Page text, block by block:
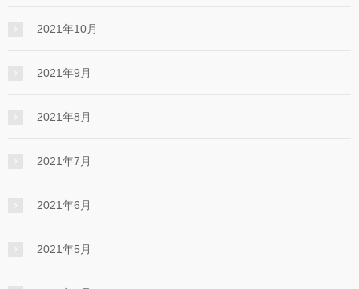
2021年10月
2021年9月
2021年8月
2021年7月
2021年6月
2021年5月